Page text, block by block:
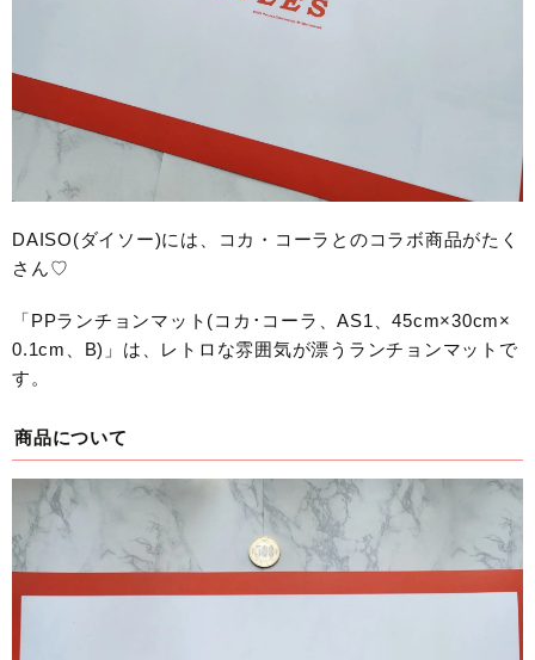
DAISO(ダイソー)には、コカ・コーラとのコラボ商品がたく
さん♡
「PPランチョンマット(コカ･コーラ、AS1、45cm×30cm×
0.1cm、B)」は、レトロな雰囲気が漂うランチョンマットで
す。
商品について